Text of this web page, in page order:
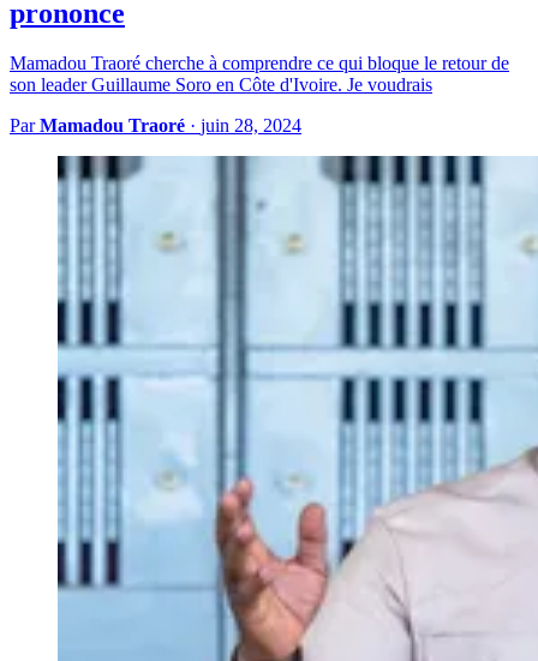
prononce
Mamadou Traoré cherche à comprendre ce qui bloque le retour de
son leader Guillaume Soro en Côte d'Ivoire. Je voudrais
ParMamadou Traoré · juin 28, 2024